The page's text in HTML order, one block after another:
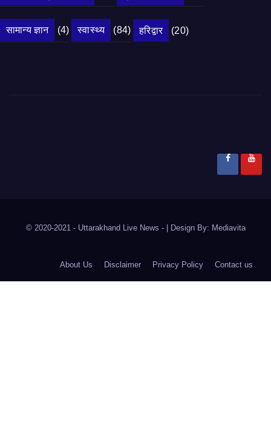
सामान्य ज्ञान (4) स्वास्थ्य (84) हरिद्वार (20)
© 2020-2021 - Uttarakhand Live News - Design By: Mediavita
About Us Disclaimer Privacy Policy Contact us